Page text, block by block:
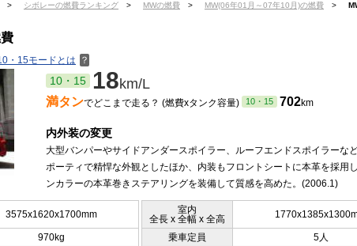
> シボレーの燃費ランキング > MWの燃費 > MW(06年01月～07年10月)の燃費 >
・15モードとは ？
10・15 18km/L
満タンでどこまで走る？ (燃費xタンク容量) 10・15 702km
内外装の変更
大型バンパーやサイドアンダースポイラー、ルーフエンドスポイラーな
ポーティで精悍な外観としたほか、内装もフロントシートに本革を採用
ンカラーの本革巻きステアリングを装備して質感を高めた。(2006.1)
3575x1620x1700mm
室内
全長 x 全幅 x 全高
970kg 乗車定員
5人